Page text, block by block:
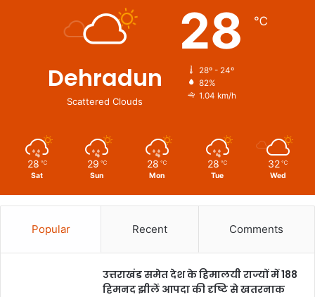
Dehradun
Scattered Clouds
28 ℃
28º - 24º
82%
1.04 km/h
28 ℃
Sat
29 ℃
Sun
28 ℃
Mon
28 ℃
Tue
32 ℃
Wed
Popular Recent Comments
उत्तराखंड समेत देश के हिमालयी राज्यों में 188
हिमनद झीलें आपदा की दृष्टि से खतरनाक